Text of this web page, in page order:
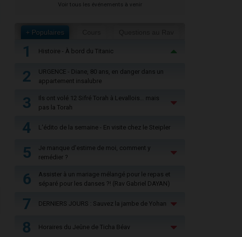
Voir tous les événements à venir
+ Populaires
1 Histoire - À bord du Titanic
2
URGENCE - Diane, 80 ans, en danger dans un
appartement insalubre
3
Ils ont volé 12 Sifré Torah à Levallois… mais
pas la Torah
4 L'édito de la semaine - En visite chez le Steipler
5
Je manque d'estime de moi, comment y
remédier ?
6
Assister à un mariage mélangé pour le repas et
séparé pour les danses ?! (Rav Gabriel DAYAN)
7 DERNIERS JOURS : Sauvez la jambe de Yohan
8 Horaires du Jeûne de Ticha Béav